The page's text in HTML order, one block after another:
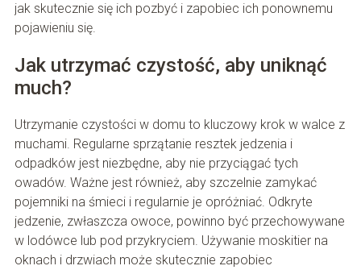
jak skutecznie się ich pozbyć i zapobiec ich ponownemu
pojawieniu się.
Jak utrzymać czystość, aby uniknąć
much?
Utrzymanie czystości w domu to kluczowy krok w walce z
muchami. Regularne sprzątanie resztek jedzenia i
odpadków jest niezbędne, aby nie przyciągać tych
owadów. Ważne jest również, aby szczelnie zamykać
pojemniki na śmieci i regularnie je opróżniać. Odkryte
jedzenie, zwłaszcza owoce, powinno być przechowywane
w lodówce lub pod przykryciem. Używanie moskitier na
oknach i drzwiach może skutecznie zapobiec